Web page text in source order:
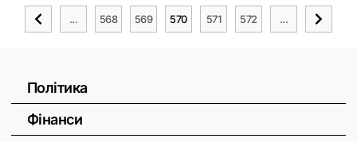
... 568 569 570 571 572 ...
Політика
Фінанси